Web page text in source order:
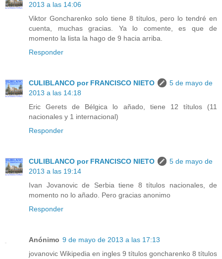
2013 a las 14:06
Viktor Goncharenko solo tiene 8 títulos, pero lo tendré en
cuenta, muchas gracias. Ya lo comente, es que de
momento la lista la hago de 9 hacia arriba.
Responder
CULIBLANCO por FRANCISCO NIETO
5 de mayo de
2013 a las 14:18
Eric Gerets de Bélgica lo añado, tiene 12 títulos (11
nacionales y 1 internacional)
Responder
CULIBLANCO por FRANCISCO NIETO
5 de mayo de
2013 a las 19:14
Ivan Jovanovic de Serbia tiene 8 títulos nacionales, de
momento no lo añado. Pero gracias anonimo
Responder
Anónimo 9 de mayo de 2013 a las 17:13
jovanovic Wikipedia en ingles 9 títulos goncharenko 8 títulos